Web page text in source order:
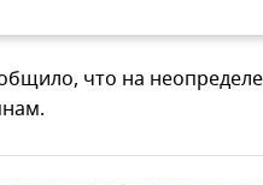
что на